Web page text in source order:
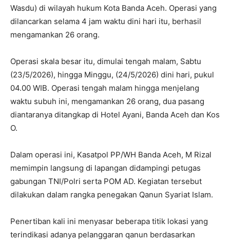
Wasdu) di wilayah hukum Kota Banda Aceh. Operasi yang
dilancarkan selama 4 jam waktu dini hari itu, berhasil
mengamankan 26 orang.
Operasi skala besar itu, dimulai tengah malam, Sabtu
(23/5/2026), hingga Minggu, (24/5/2026) dini hari, pukul
04.00 WIB. Operasi tengah malam hingga menjelang
waktu subuh ini, mengamankan 26 orang, dua pasang
diantaranya ditangkap di Hotel Ayani, Banda Aceh dan Kos
O.
Dalam operasi ini, Kasatpol PP/WH Banda Aceh, M Rizal
memimpin langsung di lapangan didampingi petugas
gabungan TNI/Polri serta POM AD. Kegiatan tersebut
dilakukan dalam rangka penegakan Qanun Syariat Islam.
Penertiban kali ini menyasar beberapa titik lokasi yang
terindikasi adanya pelanggaran qanun berdasarkan